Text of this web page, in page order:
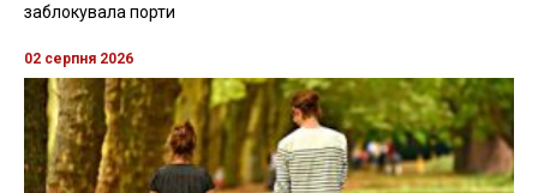
заблокувала порти
02 серпня 2026